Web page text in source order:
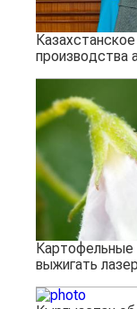
производства
Картофельные
выжигать